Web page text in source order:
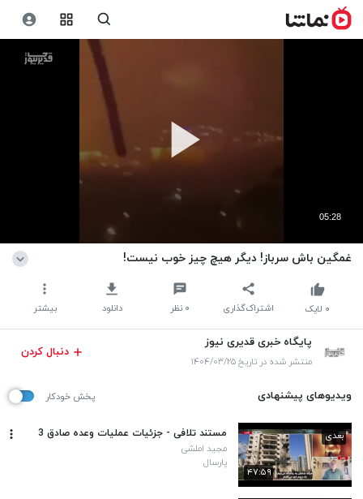
05:28
غمگین باش سرباز! دیگر هیچ چیز خوب نیست!
اشتراک‌گذاری ۰ نظر دانلود بیشتر ۰ لایک
پایگاه خبری قدیری نیوز
منتشر شده در تاریخ ۱۴۰۴/۰۳/۲۵
دنبال کردن
ویدیوهای پیشنهادی پخش خودکار
۴۷:۵۹
بعدی مستند تلافی - جزئیات عملیات وعده صادق 3
مجید املشی
پارسال